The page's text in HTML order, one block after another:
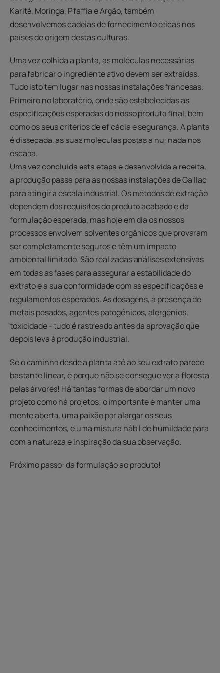
Karité, Moringa, Pfaffia e Argão, também
desenvolvemos cadeias de fornecimento éticas nos
países de origem destas culturas.
Uma vez colhida a planta, as moléculas necessárias
para fabricar o ingrediente ativo devem ser extraídas.
Tudo isto tem lugar nas nossas instalações francesas.
Primeiro no laboratório, onde são estabelecidas as
especificações esperadas do nosso produto final, bem
como os seus critérios de eficácia e segurança. A planta
é dissecada, as suas moléculas postas a nu; nada nos
escapa.
Uma vez concluída esta etapa e desenvolvida a receita,
a produção passa para as nossas instalações de Gaillac
para atingir a escala industrial. Os métodos de extração
dependem dos requisitos do produto acabado e da
formulação esperada, mas hoje em dia os nossos
processos envolvem solventes orgânicos que provaram
ser completamente seguros e têm um impacto
ambiental limitado. São realizadas análises extensivas
em todas as fases para assegurar a estabilidade do
extrato e a sua conformidade com as especificações e
regulamentos esperados. As dosagens, a presença de
metais pesados, agentes patogénicos, alergénios,
toxicidade - tudo é rastreado antes da aprovação que
depois leva à produção industrial.
Se o caminho desde a planta até ao seu extrato parece
bastante linear, é porque não se consegue ver a floresta
pelas árvores! Há tantas formas de abordar um novo
projeto como há projetos; o importante é manter uma
mente aberta, uma paixão por alargar os seus
conhecimentos, e uma mistura hábil de humildade para
com a natureza e inspiração da sua observação.
Próximo passo: da formulação ao produto!